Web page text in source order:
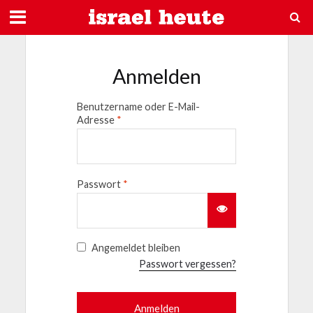
Anmelden
Benutzername oder E-Mail-
Adresse *
Passwort *
Angemeldet bleiben
Passwort vergessen?
Anmelden